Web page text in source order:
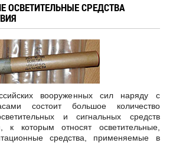
ОСВЕТИТЕЛЬНЫЕ СРЕДСТВА
вооруженных сил наряду с
состоит большое количество
и сигнальных средств
к которым относят осветительные,
средства, применяемые в